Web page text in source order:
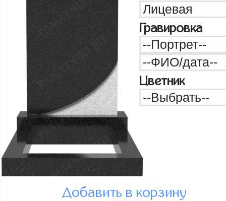
Гравировка
Цветник
Добавить в корзину